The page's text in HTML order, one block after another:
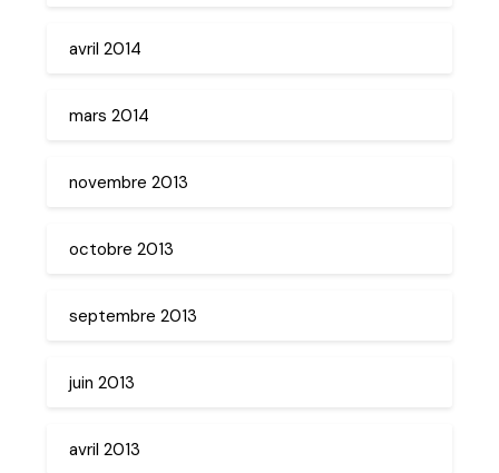
avril 2014
mars 2014
novembre 2013
octobre 2013
septembre 2013
juin 2013
avril 2013